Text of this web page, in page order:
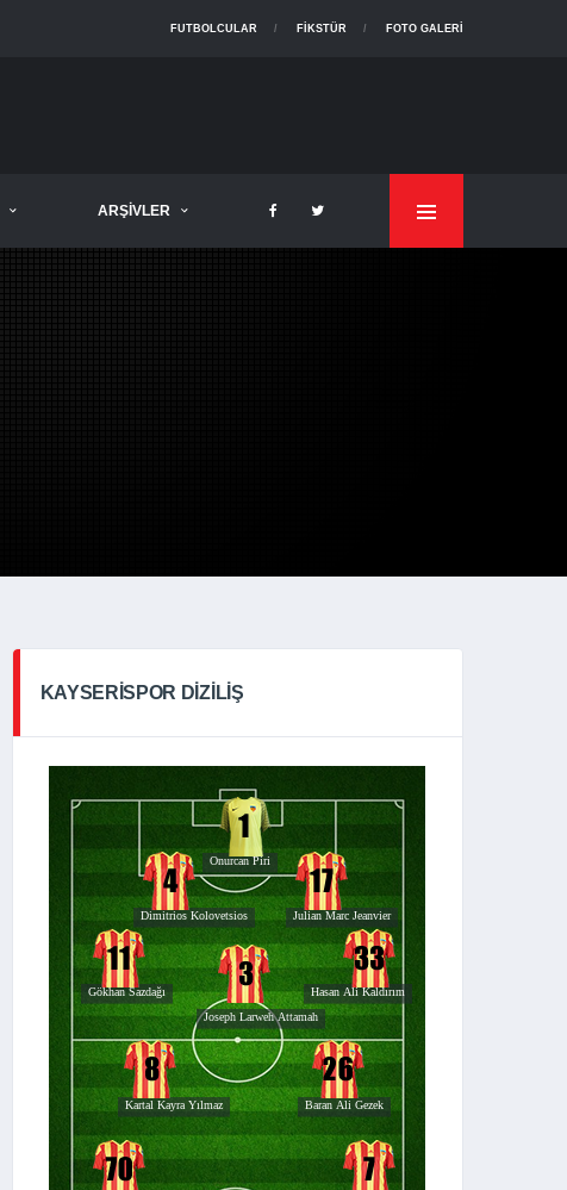
FOTO GALERI
FIKSTÜR
FUTBOLCULAR
ARŞIVLER
KAYSERISPOR DIZILIŞ